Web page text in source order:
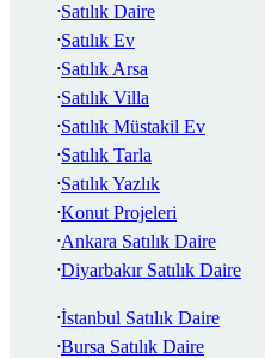
Satılık Daire
Satılık Ev
Satılık Arsa
Satılık Villa
Satılık Müstakil Ev
Satılık Tarla
Satılık Yazlık
Konut Projeleri
Ankara Satılık Daire
Diyarbakır Satılık Daire
İstanbul Satılık Daire
Bursa Satılık Daire